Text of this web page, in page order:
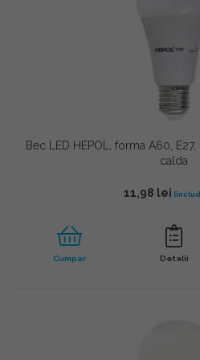
Bec LED HEPOL, forma A60,
calda
11,98 lei
Cumpar Detalii